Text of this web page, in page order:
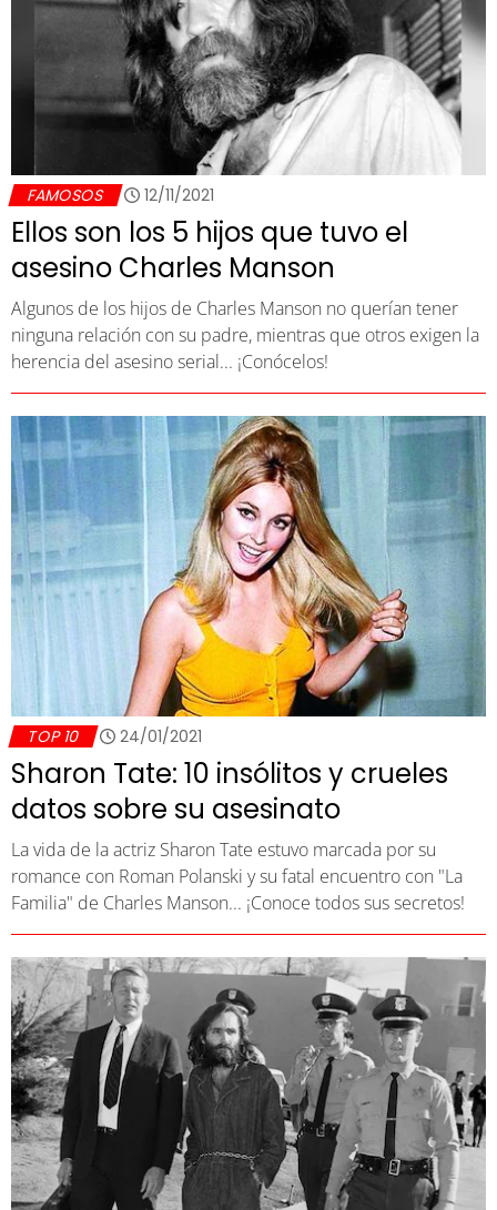
FAMOSOS 12/11/2021
Ellos son los 5 hijos que tuvo el
asesino Charles Manson
Algunos de los hijos de Charles Manson no querían tener
ninguna relación con su padre, mientras que otros exigen la
herencia del asesino serial... ¡Conócelos!
TOP 10 24/01/2021
Sharon Tate: 10 insólitos y crueles
datos sobre su asesinato
La vida de la actriz Sharon Tate estuvo marcada por su
romance con Roman Polanski y su fatal encuentro con "La
Familia" de Charles Manson... ¡Conoce todos sus secretos!